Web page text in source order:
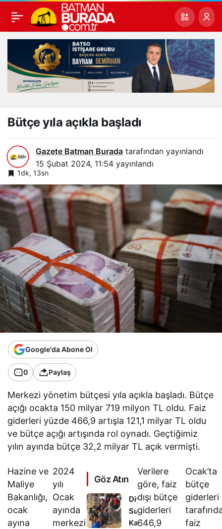
Bütçe yıla açıkla başladı
Gazete Batman Burada tarafından yayınlandı
15 Şubat 2024, 11:54 yayınlandı
1dk, 13sn
Google'da Abone Ol
0 Paylaş
Merkezi yönetim bütçesi yıla açıkla başladı. Bütçe
açığı ocakta 150 milyar 719 milyon TL oldu. Faiz
giderleri yüzde 466,9 artışla 121,1 milyar TL oldu
ve bütçe açığı artışında rol oynadı. Geçtiğimiz
yılın ayında bütçe 32,2 milyar TL açık vermişti.
Hazine ve
Maliye
Bakanlığı,
ocak
ayına
2024
yılı
Ocak
ayında
merkezi
Göz Atın
Diyarbakır’da
Sulama
Kanalına
Verilere
göre, faiz
dışı bütçe
giderleri
646,9
Ocak’ta
bütçe
giderleri
faiz